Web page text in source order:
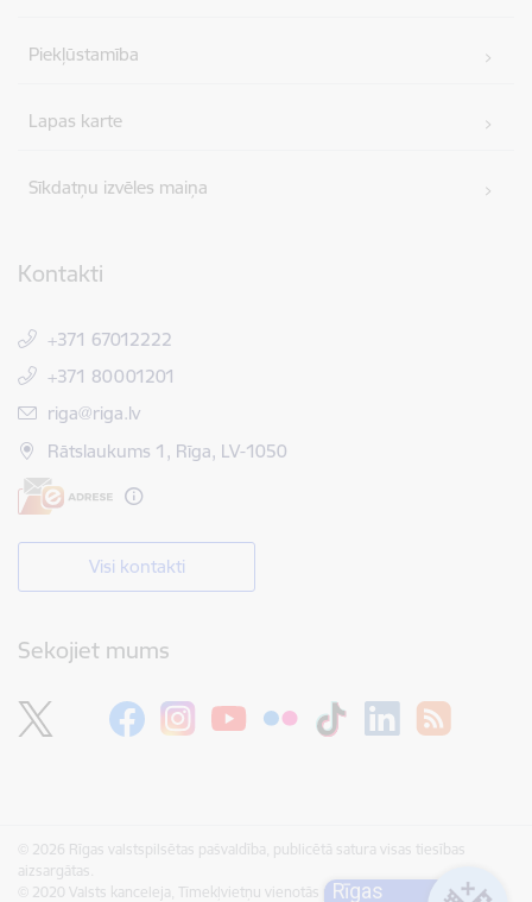
Piekļūstamība
Lapas karte
Sīkdatņu izvēles maiņa
Kontakti
+371 67012222
+371 80001201
E-pasts:
riga@riga.lv
Rātslaukums 1, Rīga, LV-1050
Visi kontakti
Sekojiet mums
© 2026 Rīgas valstspilsētas pašvaldība, publicētā satura visas tiesības
aizsargātas.
© 2020 Valsts kanceleja, Tīmekļvietņu vienotās platformas visas tiesības
Rīgas